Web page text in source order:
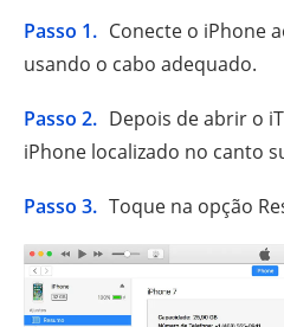
Passo 1. Conecte o iPhone
usando o cabo adequado.
Passo 2. Depois de abrir o
iPhone localizado no canto
Passo 3. Toque na opção